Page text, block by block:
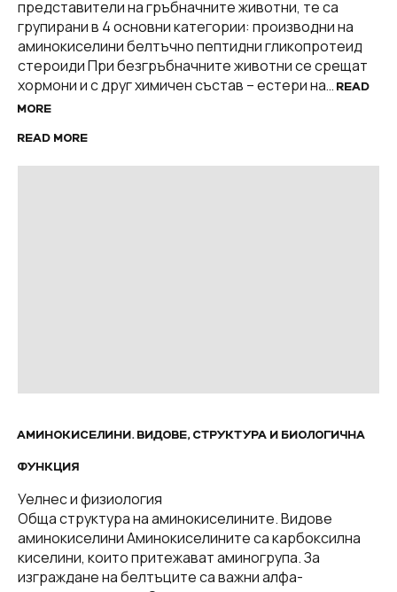
представители на гръбначните животни, те са
групирани в 4 основни категории: производни на
аминокиселини белтъчно пептидни гликопротеид
стероиди При безгръбначните животни се срещат
хормони и с друг химичен състав – естери на… READ
MORE
READ MORE
АМИНОКИСЕЛИНИ. ВИДОВЕ, СТРУКТУРА И БИОЛОГИЧНА
ФУНКЦИЯ
Уелнес и физиология
Обща структура на аминокиселините. Видове
аминокиселини Аминокиселините са карбоксилна
киселини, които притежават аминогрупа. За
изграждане на белтъците са важни алфа-